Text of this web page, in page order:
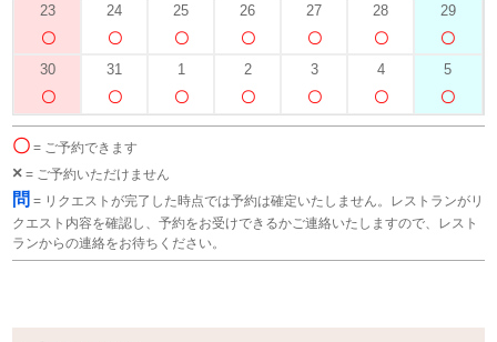
23 24 25 26 27 28 29
30 31 1 2 3 4 5
〇 = ご予約できます
× = ご予約いただけません
問 = リクエストが完了した時点では予約は確定いたしません。レストランがリ
クエスト内容を確認し、予約をお受けできるかご連絡いたしますので、レスト
ランからの連絡をお待ちください。